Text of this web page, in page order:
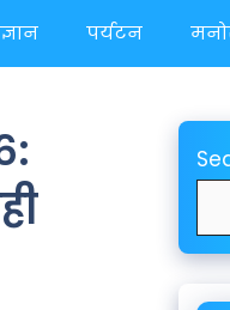
पर्यटन